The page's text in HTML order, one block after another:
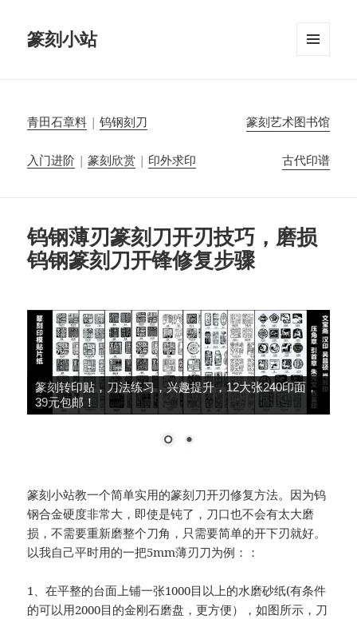
篆刻小站
青田石章料 |钨钢刻刀 篆刻艺术图书馆
入门进阶 |篆刻欣赏 | 印外求印 古代印谱
钨钢薄刃篆刻刀开刃技巧，磨损
钨钢篆刻刀开锋修复步骤
大师推荐，细柳系列手工冷作，鸟虫篆、朱文篆刻
刀，49元包邮！
篆刻小站教一个简单实用的篆刻刀开刃修复方法。因为钨
钢合金硬度非常大，即使是钝了，刀口也不会有太大磨
损，不需要重新磨整个刀角，只需要简单的开下刃就好。
以我自己平时用的一把5mm薄刃刀为例：：
1、在平整的台面上铺一张1000目以上的水磨砂纸(有条件
的可以用2000目的金刚石磨盘，更方便），如图所示，刀